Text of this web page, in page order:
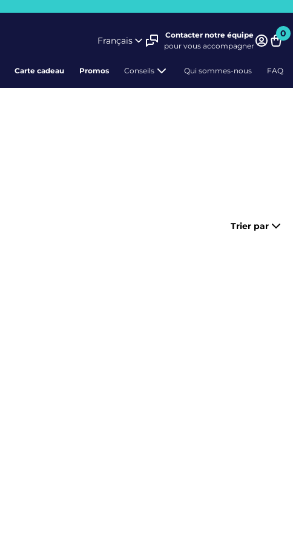
Français
Contacter notre équipe
pour vous accompagner
0
Carte cadeau Promos Conseils Qui sommes-nous FAQ
Trier par